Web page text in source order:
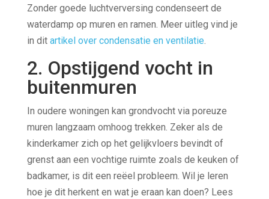
Zonder goede luchtverversing condenseert de
waterdamp op muren en ramen. Meer uitleg vind je
in dit artikel over condensatie en ventilatie.
2. Opstijgend vocht in
buitenmuren
In oudere woningen kan grondvocht via poreuze
muren langzaam omhoog trekken. Zeker als de
kinderkamer zich op het gelijkvloers bevindt of
grenst aan een vochtige ruimte zoals de keuken of
badkamer, is dit een reëel probleem. Wil je leren
hoe je dit herkent en wat je eraan kan doen? Lees